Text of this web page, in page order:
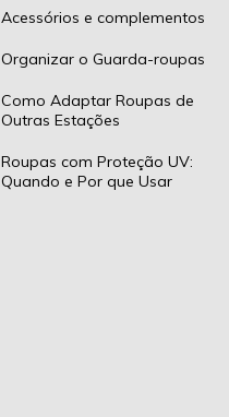
Acessórios e complementos
Organizar o Guarda-roupas
Como Adaptar Roupas de
Outras Estações
Roupas com Proteção UV:
Quando e Por que Usar